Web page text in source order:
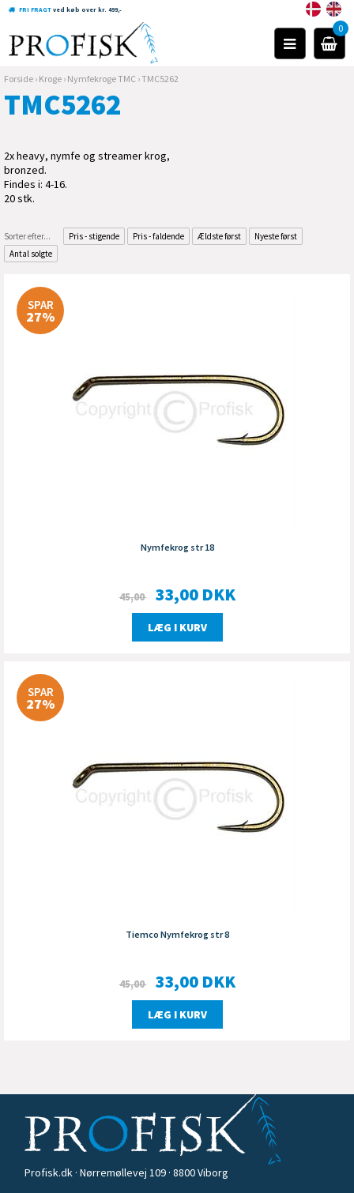
FRI FRAGT ved køb over kr. 499,-
0
Forside › Kroge › Nymfekroge TMC ›TMC5262
TMC5262
2x heavy, nymfe og streamer krog,
bronzed.
Findes i: 4-16.
20 stk.
Sorter efter... Pris - stigende Pris - faldende Ældste først
Nyeste først
Antal solgte
SPAR
27%
Nymfekrog str 18
45,00 33,00 DKK
LÆG I KURV
SPAR
27%
Tiemco Nymfekrog str 8
45,00 33,00 DKK
LÆG I KURV
Profisk.dk · Nørremøllevej 109 · 8800 Viborg